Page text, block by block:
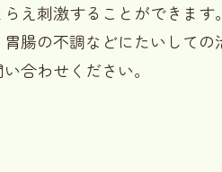
え刺激することができます。
腸の不調などにたいして
合わせください。